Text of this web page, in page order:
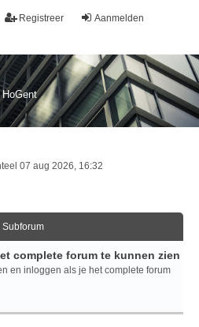
Aanmelden
Registreer
07 aug 2026, 16:32
Subforum
complete forum te kunnen zien
en inloggen als je het complete forum